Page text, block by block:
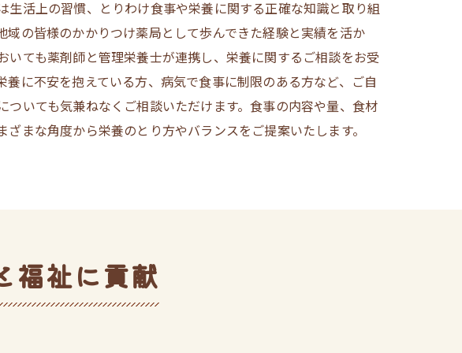
生活上の習慣、とりわけ食事や栄養に関する正確な知識と取り組
域の皆様のかかりつけ薬局として歩んできた経験と実績を活か
いても薬剤師と管理栄養士が連携し、栄養に関するご相談をお受
養に不安を抱えている方、病気で食事に制限のある方など、ご自
ついても気兼ねなくご相談いただけます。食事の内容や量、食材
ざまな角度から栄養のとり方やバランスをご提案いたします。
福祉に貢献